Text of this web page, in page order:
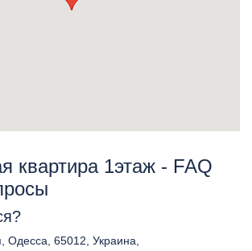
квартира 1этаж - FAQ
Одесса, 65012, Украина,